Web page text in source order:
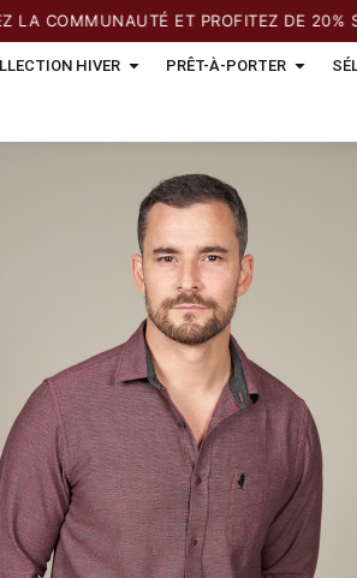
COMMUNAUTÉ ET PROFITEZ DE 20% SUR
HIVER PRÊT-À-PORTER